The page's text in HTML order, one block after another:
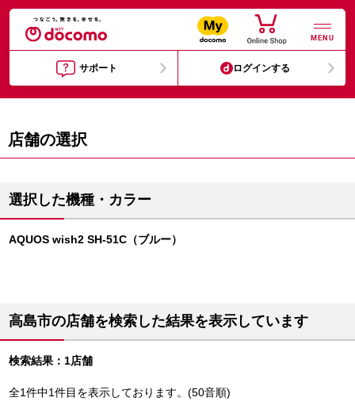
MENU
サポート ログインする
店舗の選択
選択した機種・カラー
AQUOS wish2 SH-51C（ブルー）
高島市の店舗を検索した結果を表示しています
検索結果：1店舗
全1件中1件目を表示しております。(50音順)